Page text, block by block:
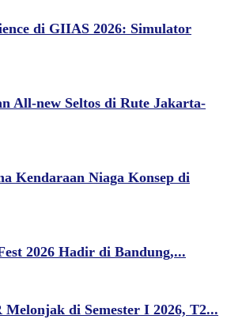
di GIIAS 2026: Simulator
All-new Seltos di Rute Jakarta-
Kendaraan Niaga Konsep di
2026 Hadir di Bandung,...
di Semester I 2026, T2...